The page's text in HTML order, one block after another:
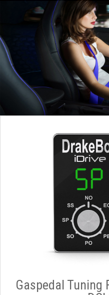
Gaspedal Tuning